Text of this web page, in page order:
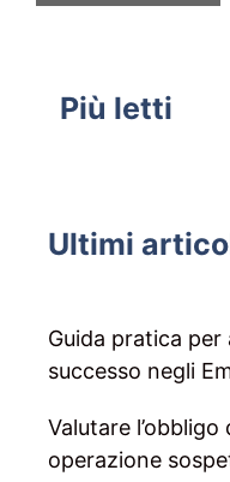
Più letti
Ultimi
Guida pratica per
successo negli
Valutare
operazione